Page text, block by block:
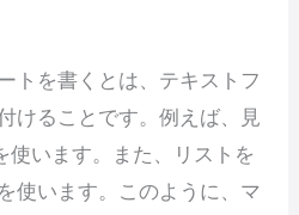
トを書くとは、テキストフ
けることです。例えば、見
います。また、リストを
使います。このように、マ